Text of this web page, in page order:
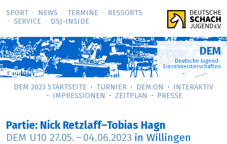
SPORT NEWS TERMINE
RESSORTS
SERVICE
DSJ-­INSIDE
DEM
Deutsche Jugend-
Einzelmeisterschaften
DEM 2023 STARTSEITE TURNIER DEM:ON
INTERAKTIV
IMPRESSIONEN
ZEITPLAN PRESSE
Partie: Nick Retzlaff–Tobias Hagn
DEM U10 27.05. – 04.06.2023 in Willingen